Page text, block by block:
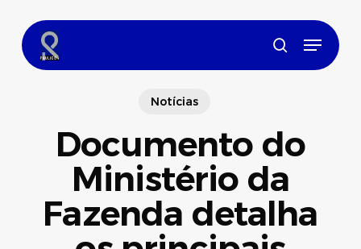
main
content
search
Menu
Notícias
Documento do
Ministério da
Fazenda detalha